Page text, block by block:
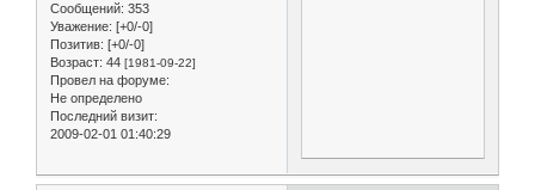
Сообщений: 353
Уважение: [+0/-0]
Позитив: [+0/-0]
Возраст: 44 [1981-09-22]
Провел на форуме:
Не определено
Последний визит:
2009-02-01 01:40:29